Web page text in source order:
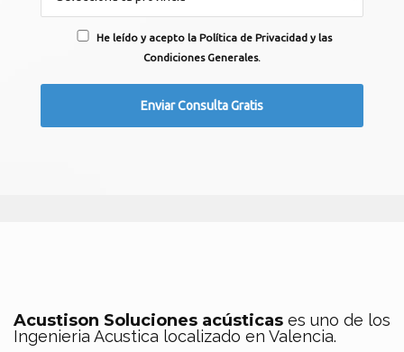
He leído y acepto la Política de Privacidad y las
Condiciones Generales.
Acustison Soluciones acústicas es uno de los
Ingenieria Acustica localizado en Valencia.